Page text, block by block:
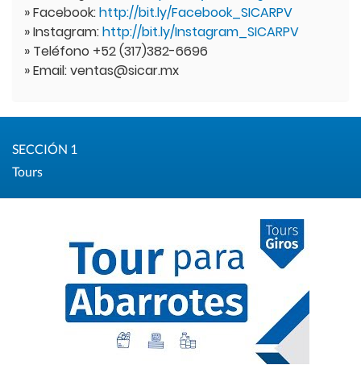
» Facebook:http://bit.ly/Facebook_SICARPV
» Instagram:http://bit.ly/Instagram_SICARPV
» Teléfono +52 (317)382-6696
» Email: ventas@sicar.mx
SECCIÓN 1
Tours